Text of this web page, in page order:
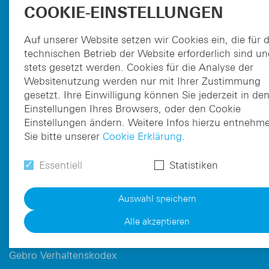
Fax: DW 2710
Unternehmen
Arzneimittel RX
OTC Marken
Partner
Business-Development
Kontakt
Nebenwirkungsmeldung
Einkaufsbedingungen
Gebro Verhaltenskodex
COOKIE-EINSTELLUNGEN
Auf unserer Website setzen wir Cookies ein, die für
technischen Betrieb der Website erforderlich sind
stets gesetzt werden. Cookies für die Analyse der
Websitenutzung werden nur mit Ihrer Zustimmung
gesetzt. Ihre Einwilligung können Sie jederzeit in den
Einstellungen Ihres Browsers, oder den Cookie
Einstellungen ändern. Weitere Infos hierzu
Sie bitte unserer Cookie Erklärung.
Essentiell Statistiken
Auswahl speichern
Alle akzeptieren